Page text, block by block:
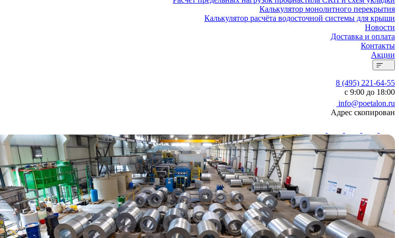
Калькулятор монолитного перекрытия
Калькулятор расчёта водосточной системы для крыши
Новости
Доставка и оплата
Контакты
Акции
8 (495) 221-64-55
с 9:00 до 18:00
info@poetalon.ru
Адрес скопирован